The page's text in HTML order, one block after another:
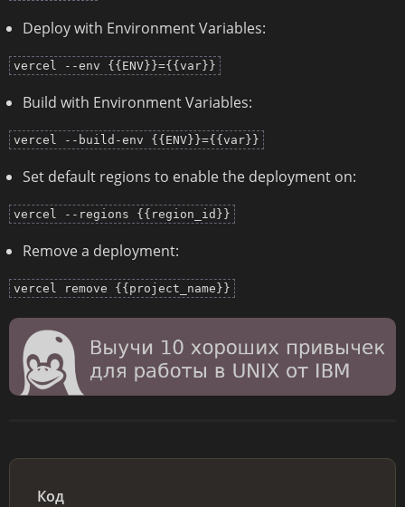
Deploy with Environment Variables:
vercel --env {{ENV}}={{var}}
Build with Environment Variables:
vercel --build-env {{ENV}}={{var}}
Set default regions to enable the deployment on:
vercel --regions {{region_id}}
Remove a deployment:
vercel remove {{project_name}}
Код